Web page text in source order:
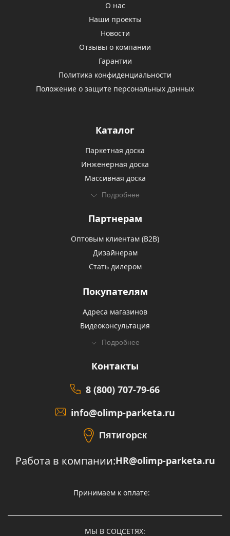
О нас
Наши проекты
Новости
Отзывы о компании
Гарантии
Политика конфиденциальности
Положение о защите персональных данных
Каталог
Паркетная доска
Инженерная доска
Массивная доска
Подробнее
Партнерам
Оптовым клиентам (В2В)
Дизайнерам
Стать дилером
Покупателям
Адреса магазинов
Видеоконсультация
Подробнее
Контакты
8 (800) 707-79-66
info@olimp-parketa.ru
Пятигорск
Работа в компании:HR@olimp-parketa.ru
Принимаем к оплате:
МЫ В СОЦСЕТЯХ: